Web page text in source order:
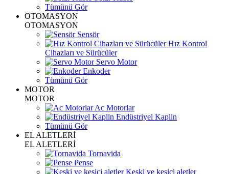
Tümünü Gör
OTOMASYON
OTOMASYON
Sensör
Hız Kontrol
Cihazları ve Sürücüler
Servo Motor
Enkoder
Tümünü Gör
MOTOR
MOTOR
Ac Motorlar
Endüstriyel Kaplin
Tümünü Gör
EL ALETLERİ
EL ALETLERİ
Tornavida
Pense
Keski ve kesici aletler